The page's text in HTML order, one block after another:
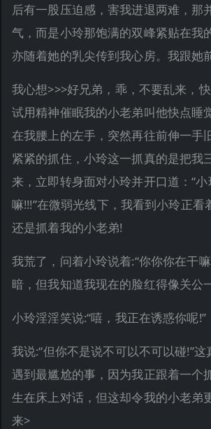
后有一股压迫感，害我进退两难，那
气，而是小玲那饱满的双峰紧贴在我
亦随着她的乳尖传到我心房。我跟她
我心想>>>好兄弟，乖，不要乱来，
试用精神催眠我的小老弟叫他快点睡
在我腰上的左手，突然再往前伸一手
紧紧的抓住，小玲这一抓真的是把我
来，立即转身面对小玲并开口道：“
嘛!!!”在微弱光线下，我看到小玲正看
还是抓着我的小老弟!
我荒了，问着小玲说着:“你你你在干
暗，但我知道我现在的脸红得像关公
小玲淫淫笑说:“嘻，我正在诱惑你呢!”
我说:“但你不是说不可以不可以碰!”
遇到最尴尬的事，因为我正跟着一个
生在床上对话，但这却令我的小老弟
来>